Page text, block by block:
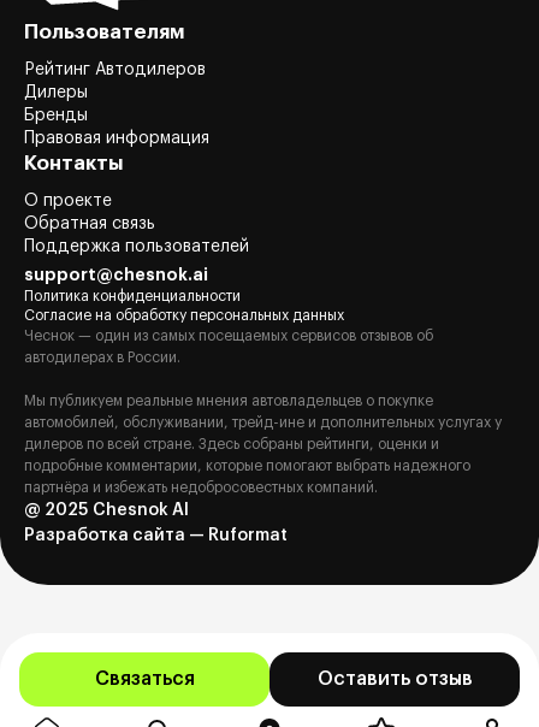
Пользователям
Рейтинг Автодилеров
Дилеры
Бренды
Правовая информация
Контакты
О проекте
Обратная связь
Поддержка пользователей
support@chesnok.ai
Политика конфиденциальности
Согласие на обработку персональных данных
Чеснок — один из самых посещаемых сервисов отзывов об
автодилерах в России.
Мы публикуем реальные мнения автовладельцев о покупке
автомобилей, обслуживании, трейд-ине и дополнительных услугах у
дилеров по всей стране. Здесь собраны рейтинги, оценки и
подробные комментарии, которые помогают выбрать надежного
партнёра и избежать недобросовестных компаний.
@ 2025 Chesnok AI
Разработка сайта — Ruformat
Связаться Оставить отзыв